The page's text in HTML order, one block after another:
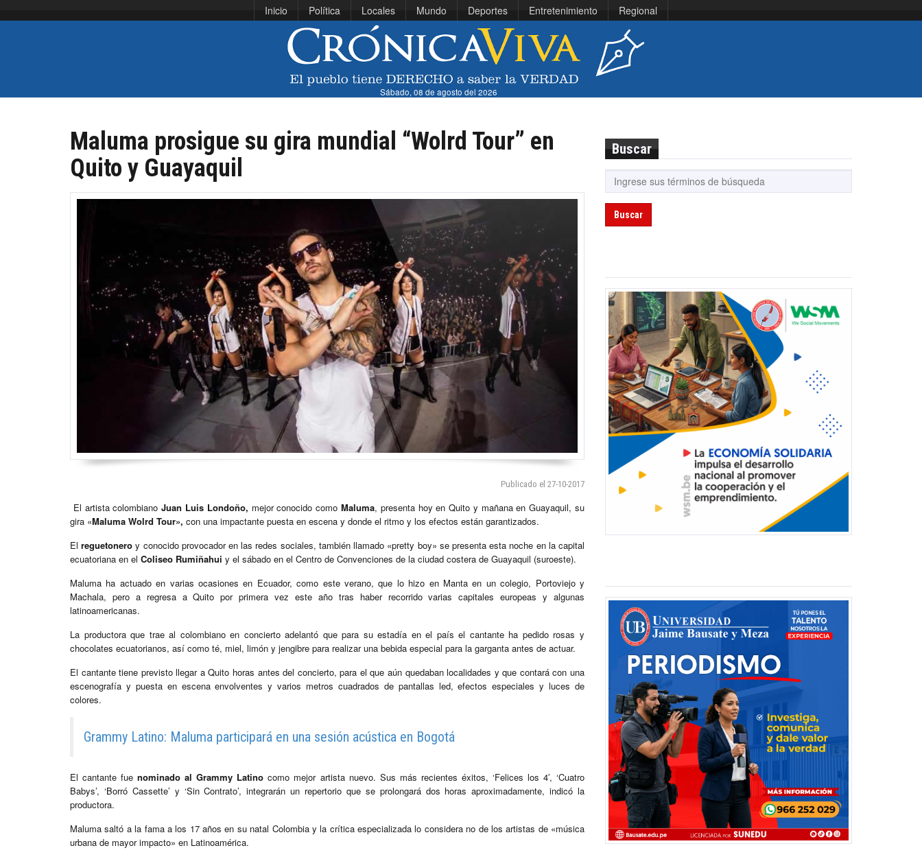
Inicio Política Locales Mundo Deportes Entretenimiento Regional
Sábado, 08 de agosto del 2026
Maluma prosigue su gira mundial “Wolrd Tour” en
Quito y Guayaquil
Publicado el 27-10-2017
El artista colombianoJuan Luis Londoño, mejor conocido como Maluma, presenta hoy en Quito y mañana en Guayaquil, su
gira «Maluma Wolrd Tour», con una impactante puesta en escena y donde el ritmo y los efectos están garantizados.
Elreguetonero y conocido provocador en las redes sociales, también llamado «pretty boy» se presenta esta noche en la capital
ecuatoriana en el Coliseo Rumiñahui y el sábado en el Centro de Convenciones de la ciudad costera de Guayaquil (suroeste).
Maluma ha actuado en varias ocasiones en Ecuador, como este verano, que lo hizo en Manta en un colegio, Portoviejo y
Machala, pero a regresa a Quito por primera vez este año tras haber recorrido varias capitales europeas y algunas
latinoamericanas.
La productora que trae al colombiano en concierto adelantó que para su estadía en el país el cantante ha pedido rosas y
chocolates ecuatorianos, así como té, miel, limón y jengibre para realizar una bebida especial para la garganta antes de actuar.
El cantante tiene previsto llegar a Quito horas antes del concierto, para el que aún quedaban localidades y que contará con una
escenografía y puesta en escena envolventes y varios metros cuadrados de pantallas led, efectos especiales y luces de
colores.
Grammy Latino: Maluma participará en una sesión acústica en Bogotá
El cantante fuenominado al Grammy Latino como mejor artista nuevo. Sus más recientes éxitos, ‘Felices los 4′, ‘Cuatro
Babys’, ‘Borró Cassette’ y ‘Sin Contrato’, integrarán un repertorio que se prolongará dos horas aproximadamente, indicó la
productora.
Maluma saltó a la fama a los 17 años en su natal Colombia y la crítica especializada lo considera no de los artistas de «música
urbana de mayor impacto» en Latinoamérica.
Buscar
Buscar